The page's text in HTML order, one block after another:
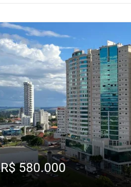
R$ 580.000